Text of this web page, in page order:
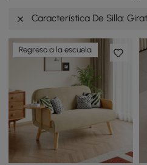
Característica De Silla:
Regreso a la escuela